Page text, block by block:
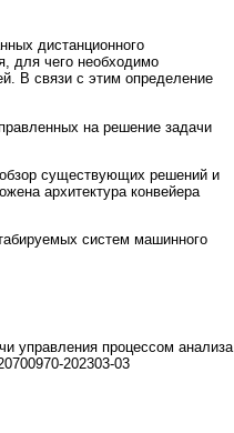
дистанционного
для чего необходимо
В связи с этим определение
на решение задачи
существующих решений и
архитектура конвейера
систем машинного
управления процессом анализа
202303-03